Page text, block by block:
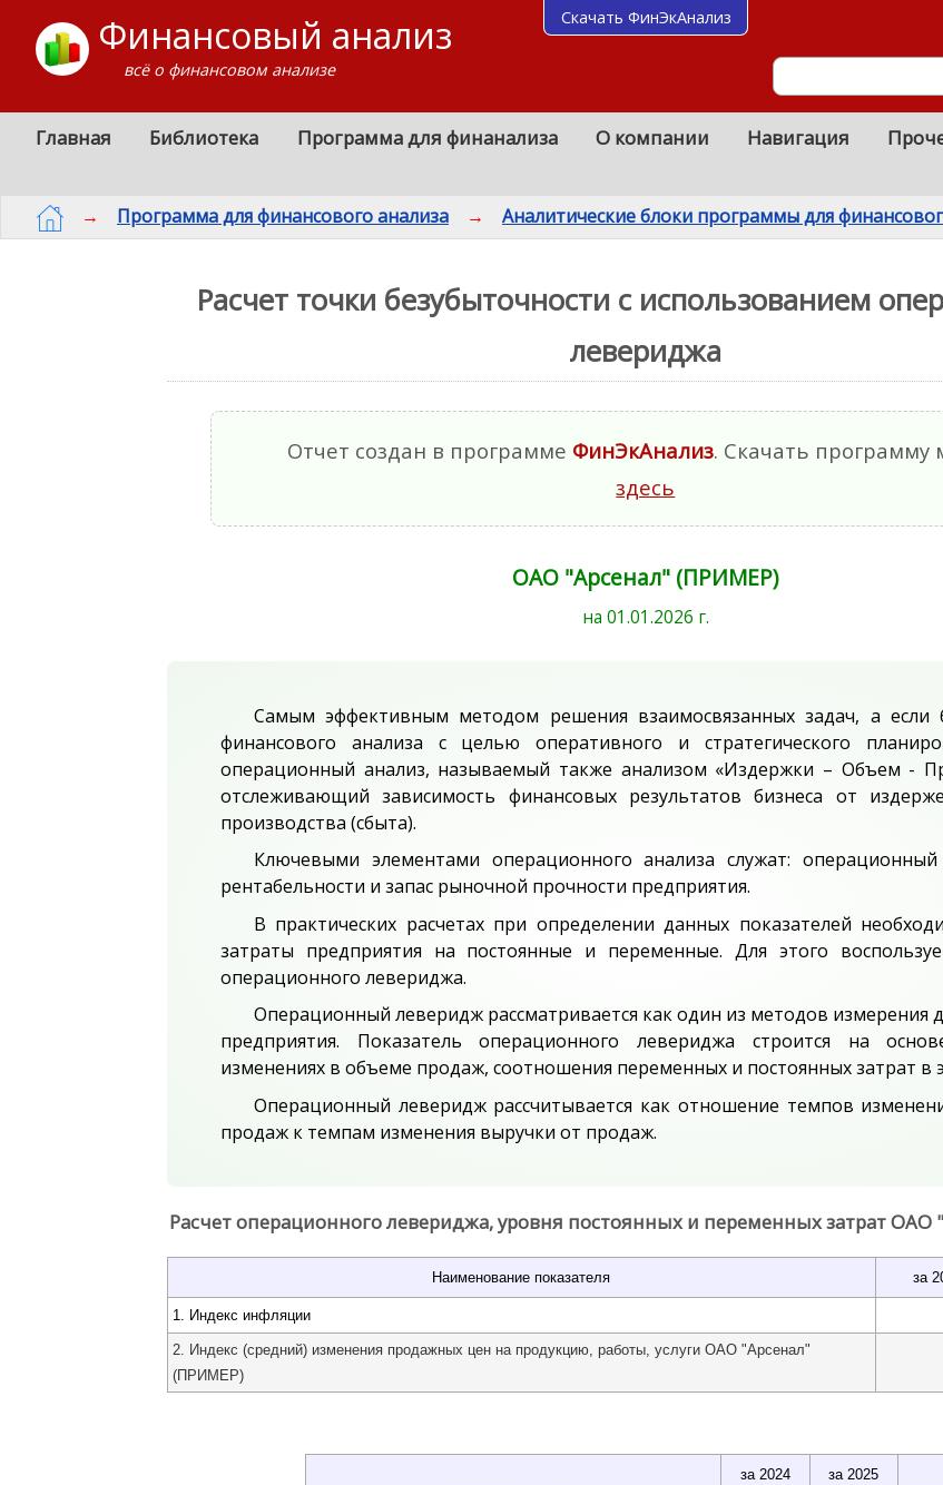
Финансовый анализ
всё о финансовом анализе
Главная Библиотека Программа для финанализа О компании Навигация
→ Программа для финансового анализа → Аналитические блоки программы для
Расчет точки безубыточности с использованием
левериджа
Отчет создан в программе ФинЭкАнализ. Скачать программу
здесь
ОАО "Арсенал" (ПРИМЕР)
на 01.01.2026 г.
Самым эффективным методом решения взаимосвязанных задач, а
финансового анализа с целью оперативного и стратегического
операционный анализ, называемый также анализом «Издержки – Объем -
отслеживающий зависимость финансовых результатов бизнеса от
производства (сбыта).
Ключевыми элементами операционного анализа служат:
рентабельности и запас рыночной прочности предприятия.
В практических расчетах при определении данных показателей
затраты предприятия на постоянные и переменные. Для этого
операционного левериджа.
Операционный леверидж рассматривается как один из методов измерения
предприятия. Показатель операционного левериджа строится на
изменениях в объеме продаж, соотношения переменных и постоянных затрат в
Операционный леверидж рассчитывается как отношение темпов
продаж к темпам изменения выручки от продаж.
Расчет операционного левериджа, уровня постоянных и переменных затрат
Наименование показателя за
1. Индекс инфляции
2. Индекс (средний) изменения продажных цен на продукцию, работы, услуги ОАО "Арсенал"
(ПРИМЕР)
за 2024
за 2025
Скачать ФинЭкАнализ